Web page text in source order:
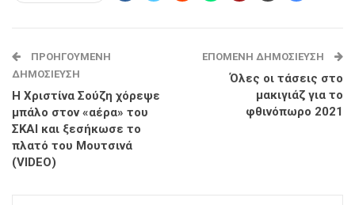
ΠΡΟΗΓΟΎΜΕΝΗ
ΔΗΜΟΣΊΕΥΣΗ
Η Χριστίνα Σούζη χόρεψε
μπάλο στον «αέρα» του
ΣΚΑΙ και ξεσήκωσε το
πλατό του Μουτσινά
(VIDEO)
ΕΠΌΜΕΝΗ ΔΗΜΟΣΊΕΥΣΗ
Όλες οι τάσεις στο
μακιγιάζ για το
φθινόπωρο 2021